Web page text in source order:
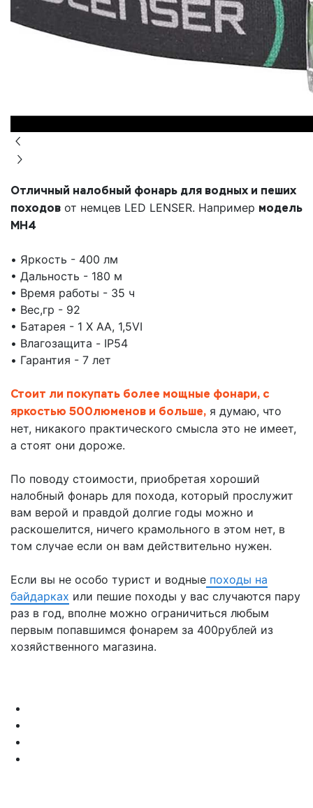
Отличный налобный фонарь для водных и пеших
походов от немцев LED LENSER. Например модель
MH4
• Яркость - 400 лм
• Дальность - 180 м
• Время работы - 35 ч
• Вес,гр - 92
• Батарея - 1 X AA, 1,5VI
• Влагозащита - IP54
• Гарантия - 7 лет
Стоит ли покупать более мощные фонари, с
яркостью 500люменов и больше, я думаю, что
нет, никакого практического смысла это не имеет,
а стоят они дороже.
По поводу стоимости, приобретая хороший
налобный фонарь для похода, который прослужит
вам верой и правдой долгие годы можно и
раскошелится, ничего крамольного в этом нет, в
том случае если он вам действительно нужен.
Если вы не особо турист и водные походы на
байдарках или пешие походы у вас случаются пару
раз в год, вполне можно ограничиться любым
первым попавшимся фонарем за 400рублей из
хозяйственного магазина.